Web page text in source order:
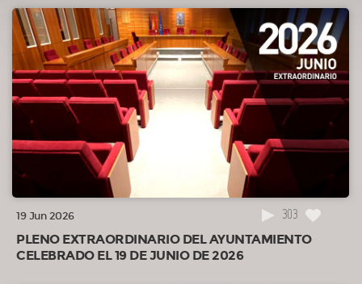
19 Jun 2026 303
PLENO EXTRAORDINARIO DEL AYUNTAMIENTO
CELEBRADO EL 19 DE JUNIO DE 2026